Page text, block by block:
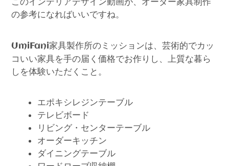
の参考になればいいですね。
UmiFani家具製作所のミッションは、芸術的でカッ
コいい家具を手の届く価格でお作りし、上質な暮ら
しを体験いただくこと。
エポキシレジンテーブル
テレビボード
リビング・センターテーブル
オーダーキッチン
ダイニングテーブル